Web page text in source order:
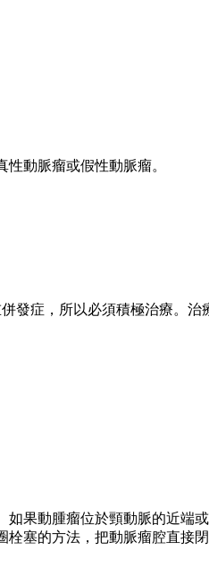
動脈瘤或假性動脈瘤。
發症，所以必須積極治療。治
果動腫瘤位於頸動脈的近端或
塞的方法，把動脈瘤腔直接